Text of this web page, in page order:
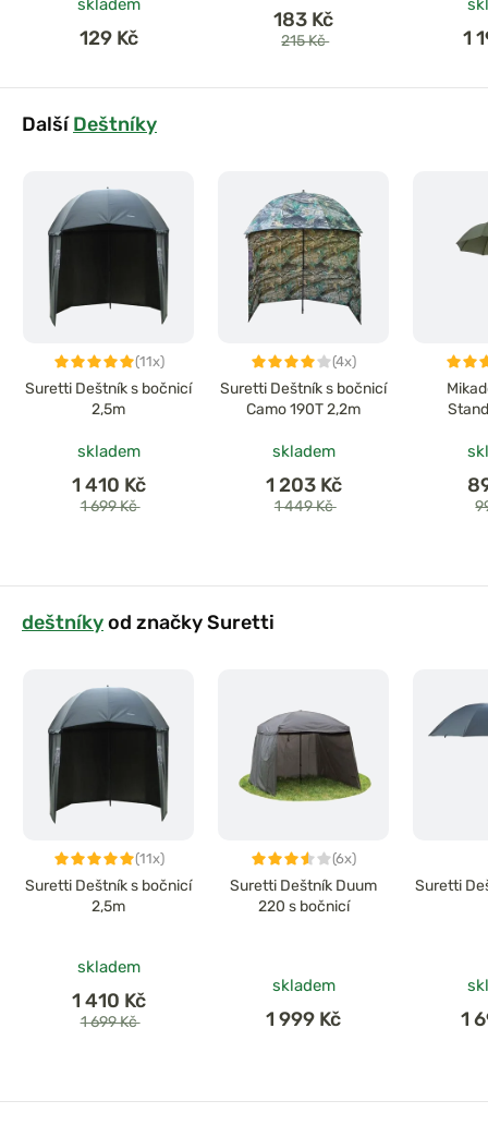
skladem
129 Kč
183 Kč
215 Kč 1
DalšíDeštníky
(11x)
Suretti Deštník s bočnicí
2,5m
skladem
1 410 Kč
1 699 Kč
(4x)
Suretti Deštník s bočnicí
Camo 190T 2,2m
skladem
1 203 Kč
1 449 Kč
deštníkyod značky Suretti
(11x)
Suretti Deštník s bočnicí
2,5m
skladem
1 410 Kč
1 699 Kč
(6x)
Suretti Deštník Duum
220 s bočnicí
skladem
1 999 Kč
Suretti
1